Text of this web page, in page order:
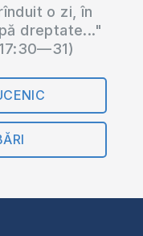
o zi, în
dreptate..."